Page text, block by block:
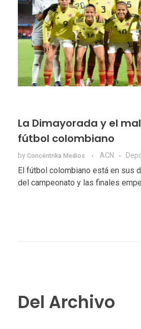
La Dimayorada y el
fútbol colombiano
by Concéntrika Medios ACN
El fútbol colombiano está en sus
del campeonato y las finales
Del Archivo